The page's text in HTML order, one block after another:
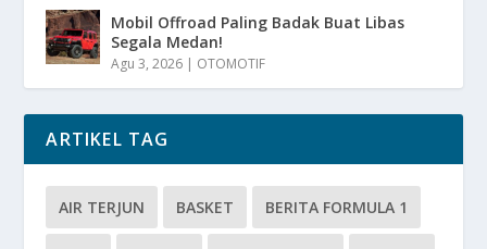
Mobil Offroad Paling Badak Buat Libas
Segala Medan!
Agu 3, 2026 | OTOMOTIF
ARTIKEL TAG
AIR TERJUN BASKET BERITA FORMULA 1